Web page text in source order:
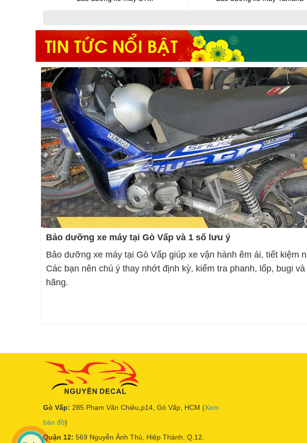
Bảo dưỡng xe máy tại Gò Vấp và 1 số lưu ý
Bảo dưỡng xe máy tại Gò Vấp giúp xe vận hành êm ái, tiết kiệm
Các bạn nên chú ý thay nhớt định kỳ, kiểm tra phanh, lốp, bugi
hãng.
Gò Vấp: 285 Phạm Văn Chiêu,p14, Gò Vấp, HCM (Xem
bản đồ)
Quận 12: 569 Nguyễn Ảnh Thủ, Hiệp Thành, Q.12,